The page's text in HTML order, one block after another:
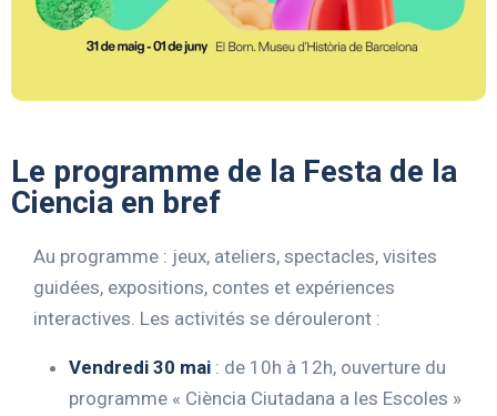
Le programme de la Festa de la
Ciencia en bref
Au programme : jeux, ateliers, spectacles, visites
guidées, expositions, contes et expériences
interactives. Les activités se dérouleront :
Vendredi 30 mai : de 10h à 12h, ouverture du
programme « Ciència Ciutadana a les Escoles »